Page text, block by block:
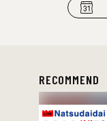
RECOMMEND